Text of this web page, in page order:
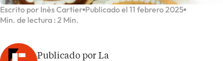
Escrito por Inès Cartier Publicado el 11 febrero 2025
Min. de lectura : 2 Min.
Publicado por La